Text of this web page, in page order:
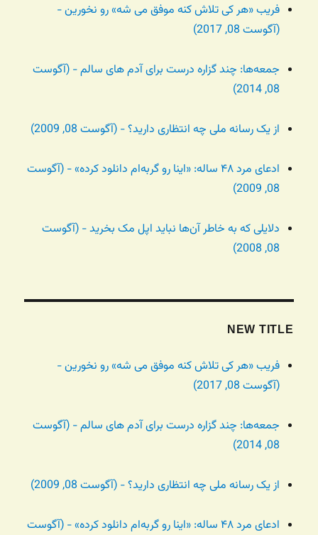
فریب «هر کی تلاش کنه موفق می شه» رو نخورین -
(آگوست 08, 2017)
جمعه‌ها: چند گزاره درست برای آدم های سالم - (آگوست
08, 2014)
از یک رسانه ملی چه انتظاری دارید؟ - (آگوست 08, 2009)
ادعای مرد ۴۸ ساله: «اینا رو گربه‌ام دانلود کرده» - (آگوست
08, 2009)
دلایلی که به خاطر آن‌ها نباید اپل مک بخرید - (آگوست
08, 2008)
NEW TITLE
فریب «هر کی تلاش کنه موفق می شه» رو نخورین -
(آگوست 08, 2017)
جمعه‌ها: چند گزاره درست برای آدم های سالم - (آگوست
08, 2014)
از یک رسانه ملی چه انتظاری دارید؟ - (آگوست 08, 2009)
ادعای مرد ۴۸ ساله: «اینا رو گربه‌ام دانلود کرده» - (آگوست